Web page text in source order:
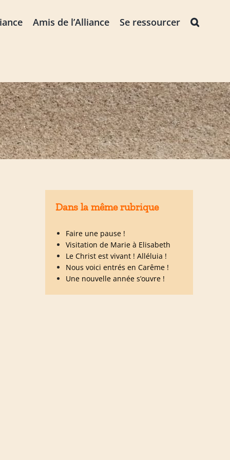
Amis de l’Alliance Se ressourcer
Dans la même rubrique
Faire une pause !
Visitation de Marie à Elisabeth
Le Christ est vivant ! Alléluia !
Nous voici entrés en Carême !
Une nouvelle année s’ouvre !